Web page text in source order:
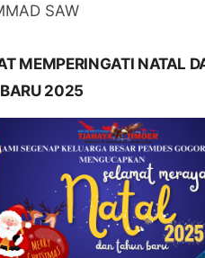
SAW
MEMPERINGATI NATAL
2025